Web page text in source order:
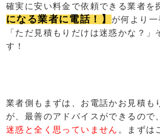
確実に安い料金で依頼できる業者を
になる業者に電話！】 が何より一
「ただ見積もりだけは迷惑かな？
す！
業者側もまずは、お電話かお見積も
が、最善のアドバイスができるので、
迷惑と全く思っていません 。まずは